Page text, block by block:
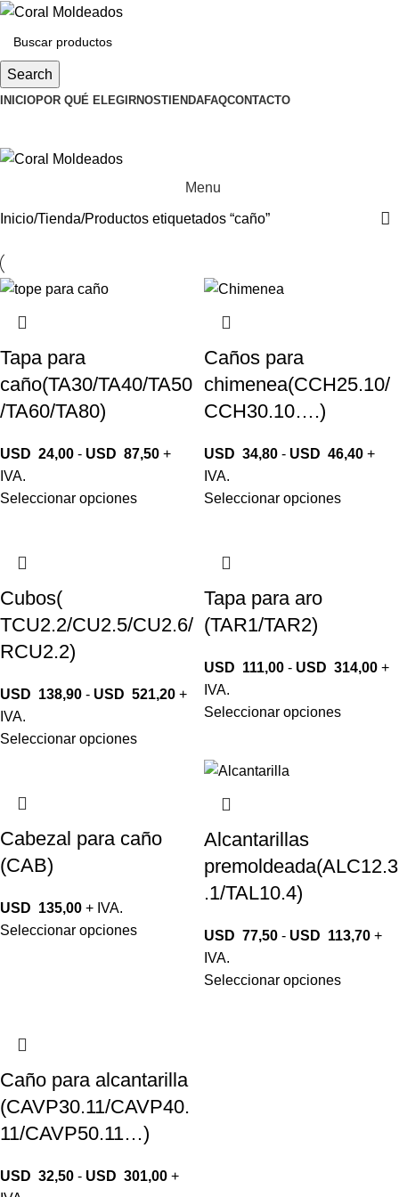
Search
INICIOPOR QUÉ ELEGIRNOSTIENDAFAQCONTACTO
Menu
Inicio Tienda Productos etiquetados “caño”
Tapa para
caño(TA30/TA40/TA50
/TA60/TA80)
USD 24,00 - USD 87,50 +
IVA.
Seleccionar opciones
Caños para
chimenea(CCH25.10/
CCH30.10….)
USD 34,80 - USD 46,40 +
IVA.
Seleccionar opciones
Cubos(
TCU2.2/CU2.5/CU2.6/
RCU2.2)
USD 138,90 - USD 521,20 +
IVA.
Seleccionar opciones
Tapa para aro
(TAR1/TAR2)
USD 111,00 - USD 314,00 +
IVA.
Seleccionar opciones
Cabezal para caño
(CAB)
USD 135,00 + IVA.
Seleccionar opciones
Alcantarillas
premoldeada(ALC12.3
.1/TAL10.4)
USD 77,50 - USD 113,70 +
IVA.
Seleccionar opciones
Caño para alcantarilla
(CAVP30.11/CAVP40.
11/CAVP50.11…)
USD 32,50 - USD 301,00 +